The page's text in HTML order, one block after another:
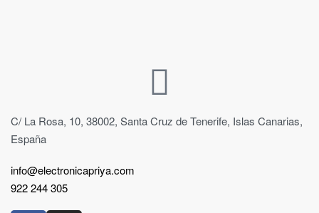
C/ La Rosa, 10, 38002, Santa Cruz de Tenerife, Islas Canarias,
España
info@electronicapriya.com
922 244 305